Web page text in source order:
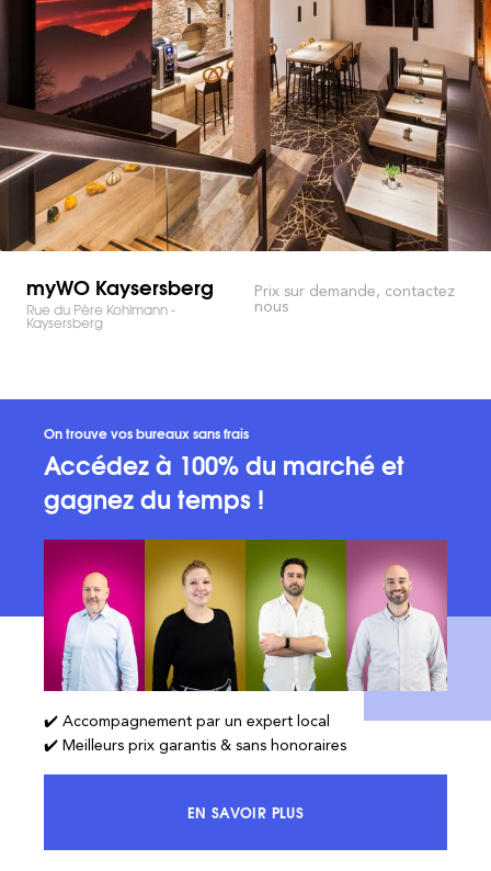
myWO Kaysersberg
Rue du Père Kohlmann -
Kaysersberg
Prix sur demande, contactez
nous
On trouve vos bureaux sans frais
Accédez à 100% du marché et
gagnez du temps !
✔️ Accompagnement par un expert local
✔️ Meilleurs prix garantis & sans honoraires
EN SAVOIR PLUSACCÉDEZ À 100% DU MARCHÉ ET